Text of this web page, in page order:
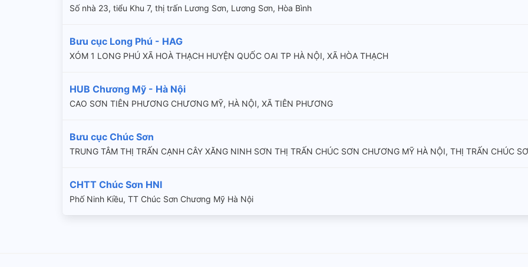
Số nhà 23, tiểu Khu 7, thị trấn Lương Sơn, Lương Sơn, Hòa Bình
Bưu cục Long Phú - HAG
XÓM 1 LONG PHÚ XÃ HOÀ THẠCH HUYỆN QUỐC OAI TP HÀ NỘI, XÃ HÒA THẠCH
HUB Chương Mỹ - Hà Nội
CAO SƠN TIÊN PHƯƠNG CHƯƠNG MỸ, HÀ NỘI, XÃ TIÊN PHƯƠNG
Bưu cục Chúc Sơn
TRUNG TÂM THỊ TRẤN CẠNH CÂY XĂNG NINH SƠN THỊ TRẤN CHÚC SƠN CHƯƠNG MỸ HÀ NỘI, THỊ TRẤN CHÚC
CHTT Chúc Sơn HNI
Phố Ninh Kiều, TT Chúc Sơn Chương Mỹ Hà Nội